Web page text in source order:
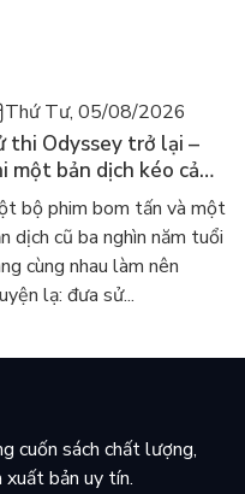
Thứ Tư, 05/08/2026
thi Odyssey trở lại –
một bản dịch kéo cả
giới về với văn học
điển
bộ phim bom tấn và một
dịch cũ ba nghìn năm tuổi
cùng nhau làm nên
lạ: đưa sử...
cuốn sách chất lượng,
bản uy tín.